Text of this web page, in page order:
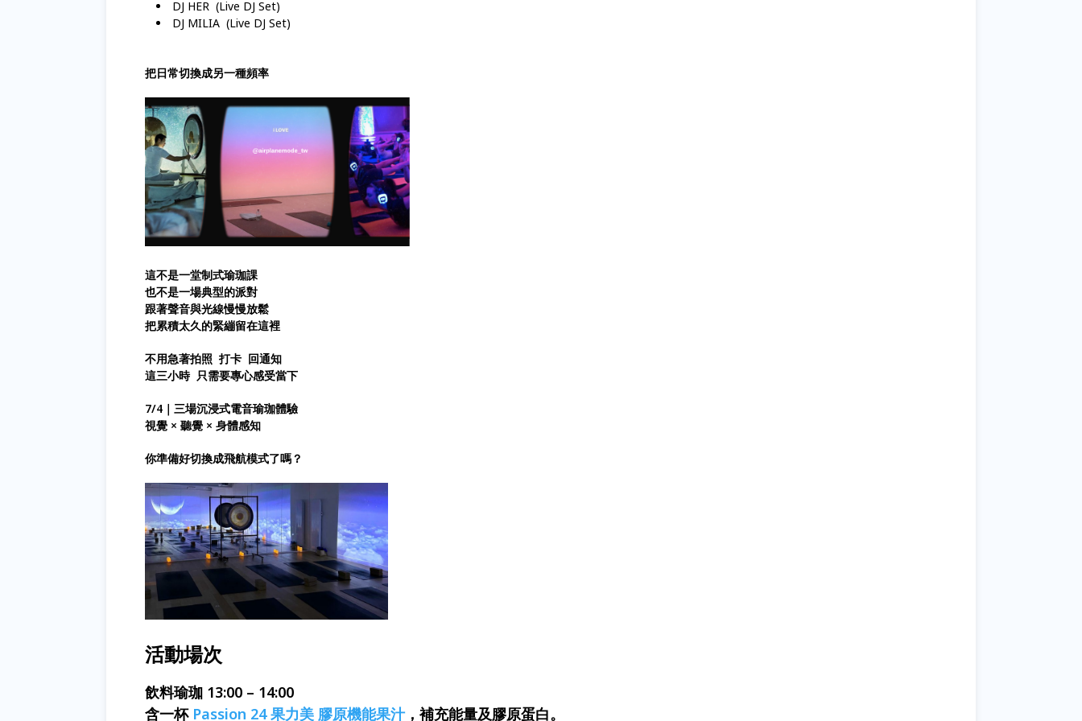
DJ HER (Live DJ Set)
DJ MILIA (Live DJ Set)
把日常切換成另一種頻率
這不是一堂制式瑜珈課
也不是一場典型的派對
跟著聲音與光線慢慢放鬆
把累積太久的緊繃留在這裡
不用急著拍照 打卡 回通知
這三小時 只需要專心感受當下
7/4｜三場沉浸式電音瑜珈體驗
視覺 × 聽覺 × 身體感知
你準備好切換成飛航模式了嗎？
活動場次
飲料瑜珈 13:00 – 14:00
含一杯 Passion 24 果力美 膠原機能果汁，補充能量及膠原蛋白。